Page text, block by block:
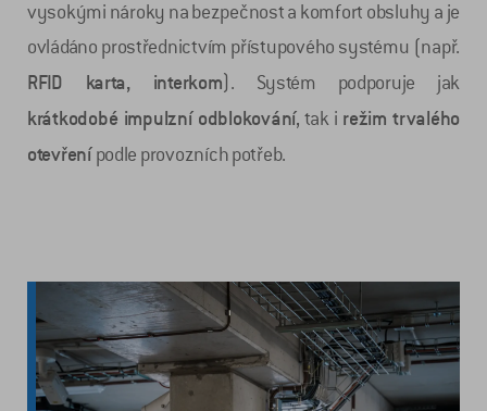
vysokými nároky na bezpečnost a komfort obsluhy a je
ovládáno prostřednictvím přístupového systému (např.
RFID karta, interkom ). Systém podporuje jak
krátkodobé impulzní odblokování, tak i režim trvalého
otevřenípodle provozních potřeb.